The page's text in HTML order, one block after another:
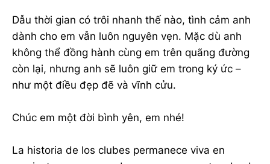
Dẫu thời gian có trôi nhanh thế nào, tình cảm anh
dành cho em vẫn luôn nguyên vẹn. Mặc dù anh
không thể đồng hành cùng em trên quãng đường
còn lại, nhưng anh sẽ luôn giữ em trong ký ức –
như một điều đẹp đẽ và vĩnh cửu.
Chúc em một đời bình yên, em nhé!
La historia de los clubes permanece viva en